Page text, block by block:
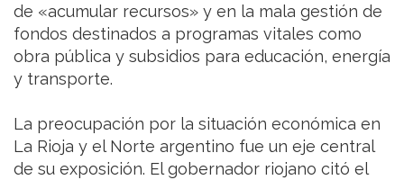
de «acumular recursos» y en la mala gestión de
fondos destinados a programas vitales como
obra pública y subsidios para educación, energía
y transporte.
La preocupación por la situación económica en
La Rioja y el Norte argentino fue un eje central
de su exposición. El gobernador riojano citó el